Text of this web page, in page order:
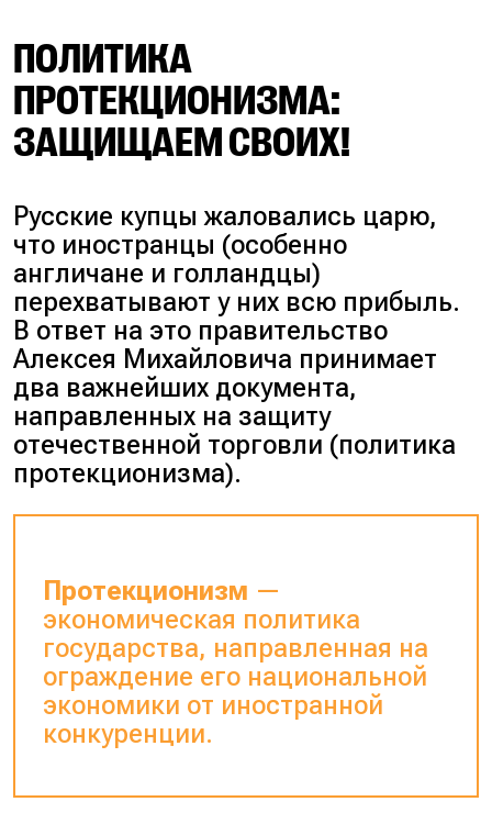
ПОЛИТИКА
ПРОТЕКЦИОНИЗМА:
ЗАЩИЩАЕМ СВОИХ!
Русские купцы жаловались царю,
что иностранцы (особенно
англичане и голландцы)
перехватывают у них всю прибыль.
В ответ на это правительство
Алексея Михайловича принимает
два важнейших документа,
направленных на защиту
отечественной торговли (политика
протекционизма).
Протекционизм —
экономическая политика
государства, направленная на
ограждение его национальной
экономики от иностранной
конкуренции.